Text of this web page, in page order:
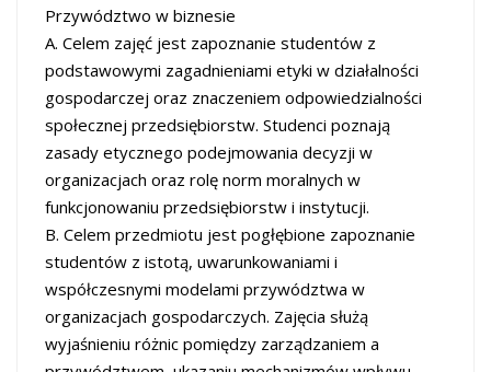
Przywództwo w biznesie
A. Celem zajęć jest zapoznanie studentów z
podstawowymi zagadnieniami etyki w działalności
gospodarczej oraz znaczeniem odpowiedzialności
społecznej przedsiębiorstw. Studenci poznają
zasady etycznego podejmowania decyzji w
organizacjach oraz rolę norm moralnych w
funkcjonowaniu przedsiębiorstw i instytucji.
B. Celem przedmiotu jest pogłębione zapoznanie
studentów z istotą, uwarunkowaniami i
współczesnymi modelami przywództwa w
organizacjach gospodarczych. Zajęcia służą
wyjaśnieniu różnic pomiędzy zarządzaniem a